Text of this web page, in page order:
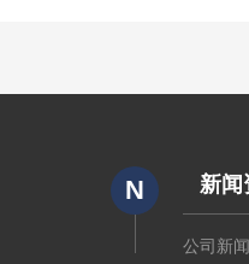
N 新闻
公司新